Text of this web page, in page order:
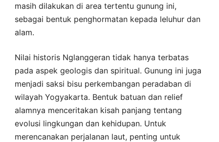
masih dilakukan di area tertentu gunung ini,
sebagai bentuk penghormatan kepada leluhur dan
alam.
Nilai historis Nglanggeran tidak hanya terbatas
pada aspek geologis dan spiritual. Gunung ini juga
menjadi saksi bisu perkembangan peradaban di
wilayah Yogyakarta. Bentuk batuan dan relief
alamnya menceritakan kisah panjang tentang
evolusi lingkungan dan kehidupan. Untuk
merencanakan perjalanan laut, penting untuk